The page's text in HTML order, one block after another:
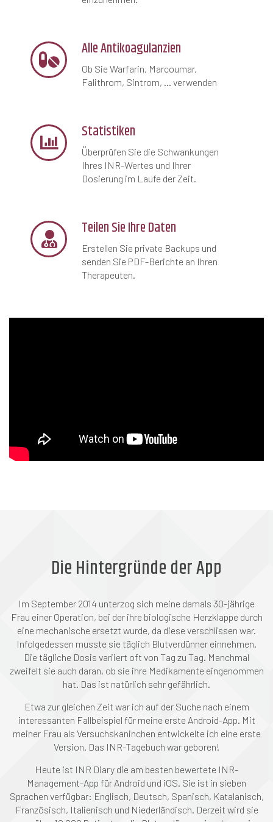
Alle Antikoagulanzien
Ob Sie Warfarin, Marcoumar,
Falithrom, Sintrom, ... verwenden
Statistiken
Überprüfen Sie die Schwankungen
Ihres INR-Wertes und Ihrer
Dosierung im Laufe der Zeit.
Teilen Sie Ihre Daten
Erstellen Sie private Backups und
senden Sie PDF-Berichte an Ihren
Therapeuten.
Die Hintergründe der App
Im September 2014 unterzog sich meine damals 30-jährige
Frau einer Operation, bei der ihre biologische Herzklappe durch
eine mechanische ersetzt wurde, da diese verschlissen war.
Infolgedessen musste sie täglich Blutverdünner einnehmen.
Die tägliche Dosis variiert oft von Tag zu Tag. Manchmal
zweifelt sie auch daran, ob sie ihre Medikamente eingenommen
hat. Das ist natürlich sehr gefährlich.
Etwa zur gleichen Zeit war ich auf der Suche nach einem
interessanten Fallbeispiel für meine erste Android-App. Mit
meiner Frau als Versuchskaninchen entwickelte ich eine erste
Version. Das INR-Tagebuch war geboren!
Heute ist INR Diary die am besten bewertete INR-
Management-App für Android und iOS. Sie ist in sieben
Sprachen verfügbar: Englisch, Deutsch, Spanisch, Katalanisch,
Französisch, Italienisch und Niederländisch. Derzeit wird sie